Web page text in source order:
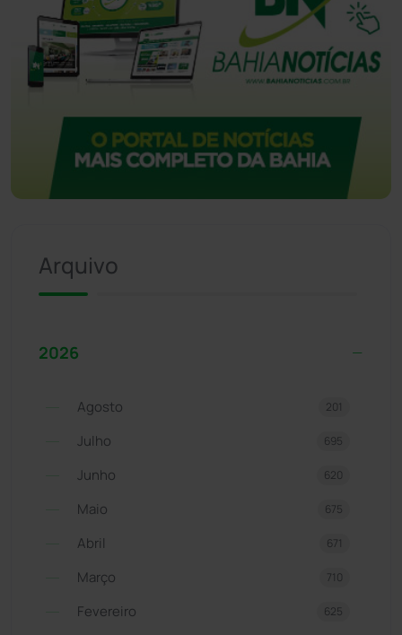
Arquivo
2026
Agosto 201
Julho 695
Junho 620
Maio 675
Abril 671
Março 710
Fevereiro 625